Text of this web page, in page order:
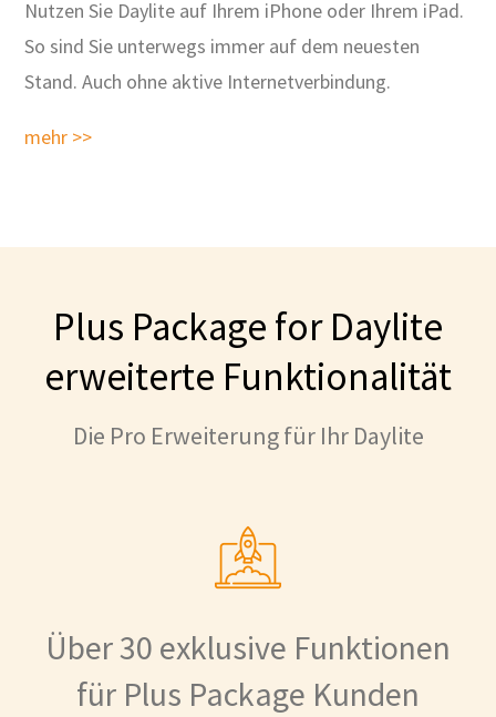
Nutzen Sie Daylite auf Ihrem iPhone oder Ihrem iPad.
So sind Sie unterwegs immer auf dem neuesten
Stand. Auch ohne aktive Internetverbindung.
mehr >>
Plus Package for Daylite
erweiterte Funktionalität
Die Pro Erweiterung für Ihr Daylite
Über 30 exklusive Funktionen
für Plus Package Kunden